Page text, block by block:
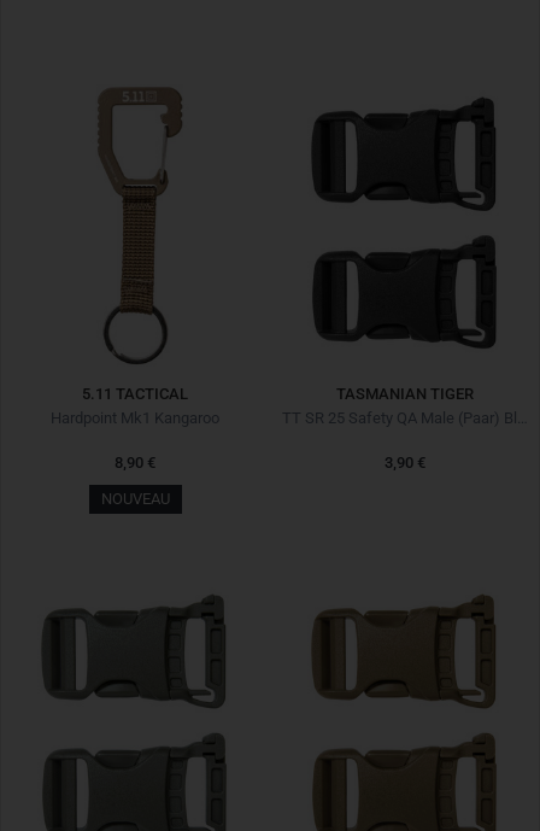
5.11 TACTICAL
Hardpoint Mk1 Kangaroo
8,90 €
NOUVEAU
TASMANIAN TIGER
TT SR 25 Safety QA Male (Paar) Black Noir
3,90 €